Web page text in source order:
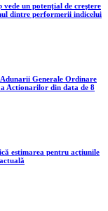
un potenţial de creştere
dintre performerii indicelui
Generale Ordinare
Actionarilor din data de 8
estimarea pentru acţiunile